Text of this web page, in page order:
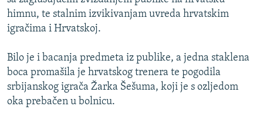
TV LIBERTY
MOJA EVROPA
TRI DECENIJE OD RATA U BIH
SVE KARTE DEJTONA
Sve RFE/RL stranice
himnu, te stalnim izvikivanjam uvreda hrvatskim
igračima i Hrvatskoj.
Bilo je i bacanja predmeta iz publike, a jedna staklena
boca promašila je hrvatskog trenera te pogodila
srbijanskog igrača Žarka Šešuma, koji je s ozljedom
oka prebačen u bolnicu.